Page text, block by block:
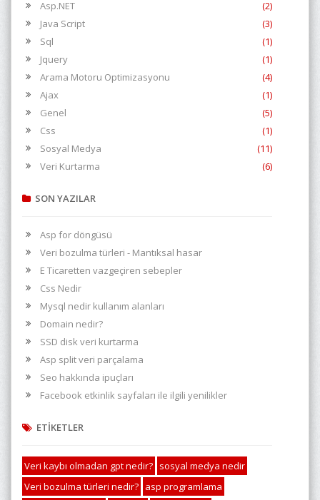
Asp.NET
(2)
Java Script
(3)
Sql
(1)
Jquery
(1)
Arama Motoru Optimizasyonu
(4)
Ajax
(1)
Genel
(5)
Css
(1)
Sosyal Medya
(11)
Veri Kurtarma
(6)
SON YAZILAR
Asp for döngüsü
Veri bozulma türleri - Mantıksal hasar
E Ticaretten vazgeçiren sebepler
Css Nedir
Mysql nedir kullanım alanları
Domain nedir?
SSD disk veri kurtarma
Asp split veri parçalama
Seo hakkında ipuçları
Facebook etkinlik sayfaları ile ilgili yenilikler
ETİKETLER
Veri kaybı olmadan gpt nedir? sosyal medya nedir
Veri bozulma türleri nedir? asp programlama